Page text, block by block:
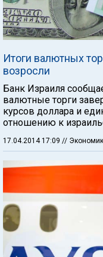
Итоги валютных
возросли
Банк Израиля
валютные торги
курсов доллара и
отношению к
17.04.2014 17:09 //